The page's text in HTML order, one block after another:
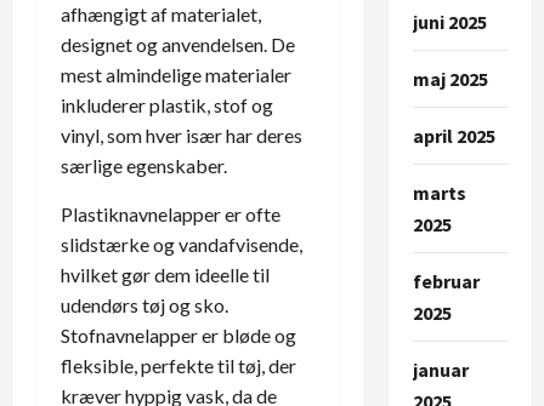
afhængigt af materialet,
designet og anvendelsen. De
mest almindelige materialer
inkluderer plastik, stof og
vinyl, som hver især har deres
særlige egenskaber.
Plastiknavnelapper er ofte
slidstærke og vandafvisende,
hvilket gør dem ideelle til
udendørs tøj og sko.
Stofnavnelapper er bløde og
fleksible, perfekte til tøj, der
kræver hyppig vask, da de
juni 2025
maj 2025
april 2025
marts
2025
februar
2025
januar
2025